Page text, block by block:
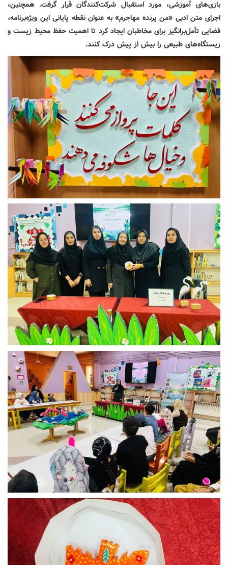
بازی‌های آموزشی، مورد استقبال شرکت‌کنندگان قرار گرفت. همچنین،
اجرای متن ادبی «من پرنده مهاجرم» به عنوان نقطه پایانی این ویژه‌برنامه،
فضایی تأمل‌برانگیز برای مخاطبان ایجاد کرد تا اهمیت حفظ محیط زیست و
زیستگاه‌های طبیعی را بیش از پیش درک کنند.